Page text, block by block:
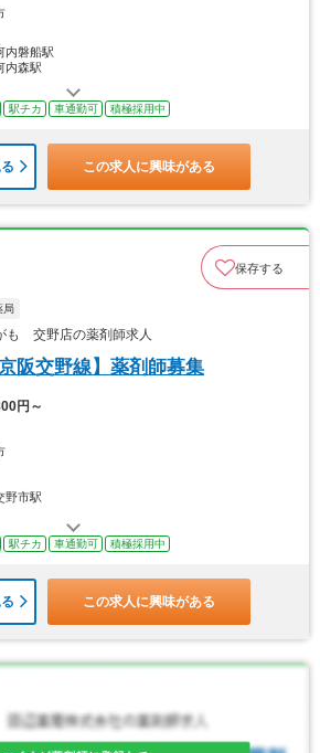
内磐船駅
内森駅
駅チカ 車通勤可 積極採用中
この求人に興味がある
保存する
局
も 交野店の薬剤師求人
阪交野線】薬剤師募集
円～
野市駅
駅チカ 車通勤可 積極採用中
この求人に興味がある